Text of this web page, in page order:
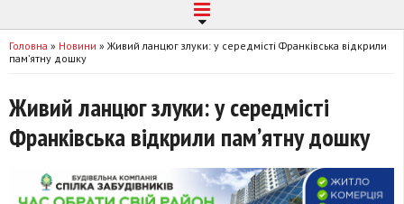
Головна » Новини » Живий ланцюг злуки: у середмісті Франківська відкрили
памʼятну дошку
Живий ланцюг злуки: у середмісті
Франківська відкрили памʼятну дошку